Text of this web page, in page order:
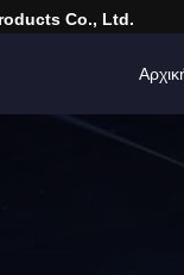
Co., Ltd.